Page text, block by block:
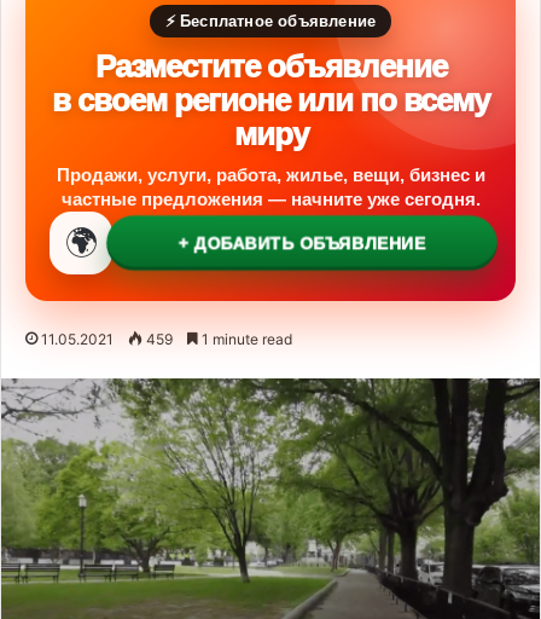
⚡ Бесплатное объявление
Разместите объявление
в своем регионе или по всему
миру
Продажи, услуги, работа, жилье, вещи, бизнес и
частные предложения — начните уже сегодня.
🌍 + ДОБАВИТЬ ОБЪЯВЛЕНИЕ
11.05.2021 459 1 minute read